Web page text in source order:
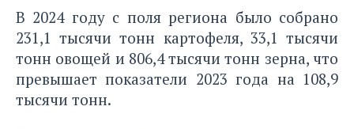
В 2024 году с поля региона было собрано
231,1 тысячи тонн картофеля, 33,1 тысячи
тонн овощей и 806,4 тысячи тонн зерна, что
превышает показатели 2023 года на 108,9
тысячи тонн.